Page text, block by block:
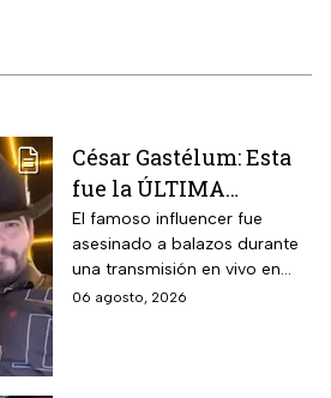
César Gastélum: Esta
fue la ÚLTIMA
publicación del
influencer en redes
sociales: “La cita
fresita” | VIDEO
El famoso influencer fue
asesinado a balazos durante
una transmisión en vivo en
calles del municipio de
06 agosto, 2026